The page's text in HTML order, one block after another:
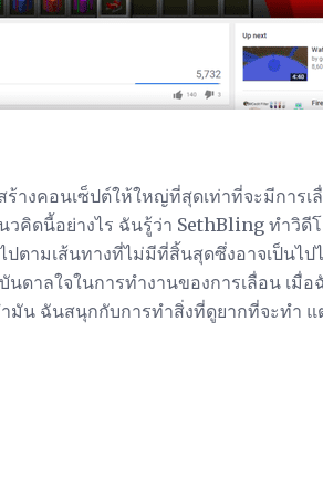
ร้างคอนเซ็ปต์ให้ใหญ่ที่สุดเท่าที่จะมีการ
วคิดนี้อย่างไร ฉันรู้ว่า SethBling ทำวิ
ตามเส้นทางที่ไม่มีที่สิ้นสุดซึ่งอาจเป็นไ
ดาลใจในการทำงานของการเลื่อน เ
น ฉันสนุกกับการทำสิ่งที่ดูยากที่จะทำ แ